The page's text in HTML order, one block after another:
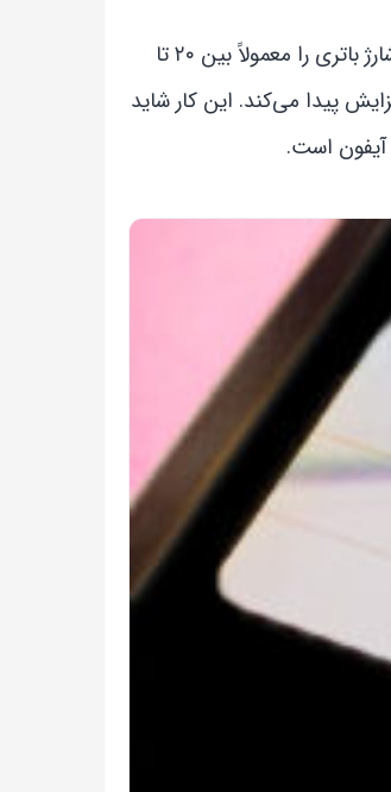
راهکار درست این است که کاربر سعی کند الگوی شارژ خود را اصلاح کند. بهترین حالت این است که شارژ باتری را معمولاً بین ۲۰ تا
پیدا می‌کند. این کار شاید
آیفون است.